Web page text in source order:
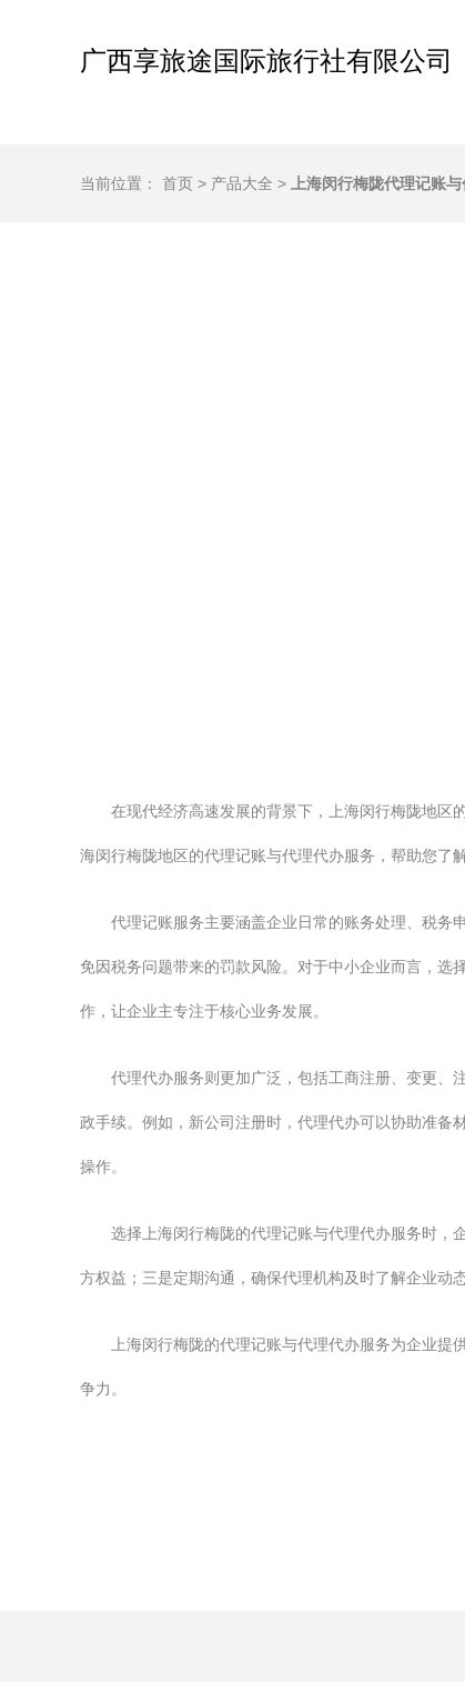
广西享旅途国际旅行社有限公司
当前位置： 首页 > 产品大全 > 上海闵行梅陇代理记账
在现代经济高速发展的背景下，上海闵行梅陇地区
海闵行梅陇地区的代理记账与代理代办服务，帮助您了
代理记账服务主要涵盖企业日常的账务处理、税务
免因税务问题带来的罚款风险。对于中小企业而言，
作，让企业主专注于核心业务发展。
代理代办服务则更加广泛，包括工商注册、变更、
政手续。例如，新公司注册时，代理代办可以协助准备
操作。
选择上海闵行梅陇的代理记账与代理代办服务时，
方权益；三是定期沟通，确保代理机构及时了解企业动
上海闵行梅陇的代理记账与代理代办服务为企业
争力。